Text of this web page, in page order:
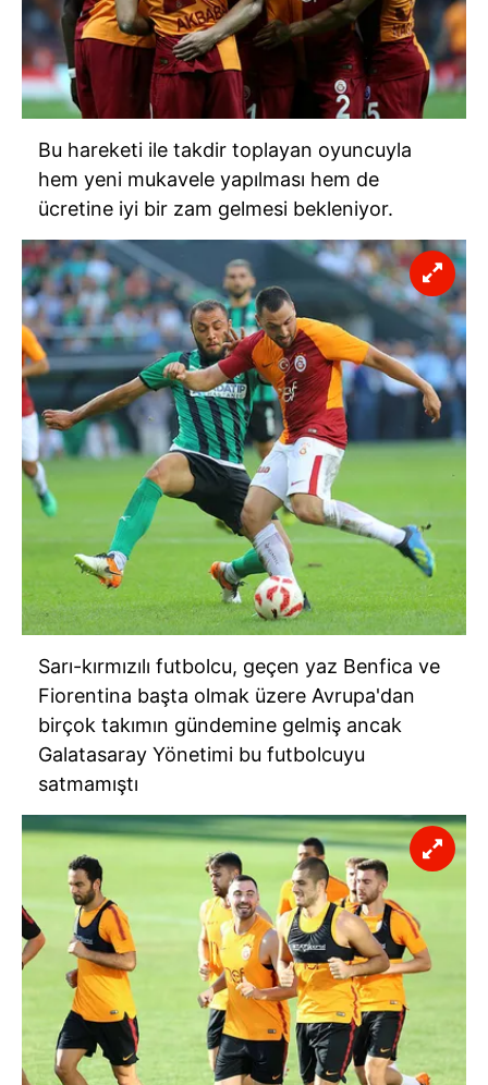
Bu hareketi ile takdir toplayan oyuncuyla
hem yeni mukavele yapılması hem de
ücretine iyi bir zam gelmesi bekleniyor.
Sarı-kırmızılı futbolcu, geçen yaz Benfica ve
Fiorentina başta olmak üzere Avrupa'dan
birçok takımın gündemine gelmiş ancak
Galatasaray Yönetimi bu futbolcuyu
satmamıştı